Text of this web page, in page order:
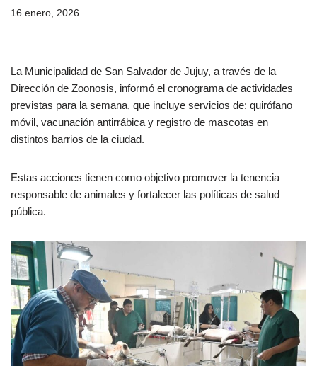
16 enero, 2026
La Municipalidad de San Salvador de Jujuy, a través de la
Dirección de Zoonosis, informó el cronograma de actividades
previstas para la semana, que incluye servicios de: quirófano
móvil, vacunación antirrábica y registro de mascotas en
distintos barrios de la ciudad.
Estas acciones tienen como objetivo promover la tenencia
responsable de animales y fortalecer las políticas de salud
pública.